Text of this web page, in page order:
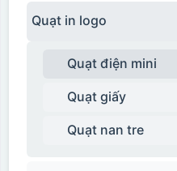
Quạt in logo
Quạt điện mini
Quạt giấy
Quạt nan tre